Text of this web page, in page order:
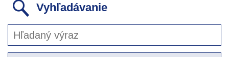
Vyhľadávanie